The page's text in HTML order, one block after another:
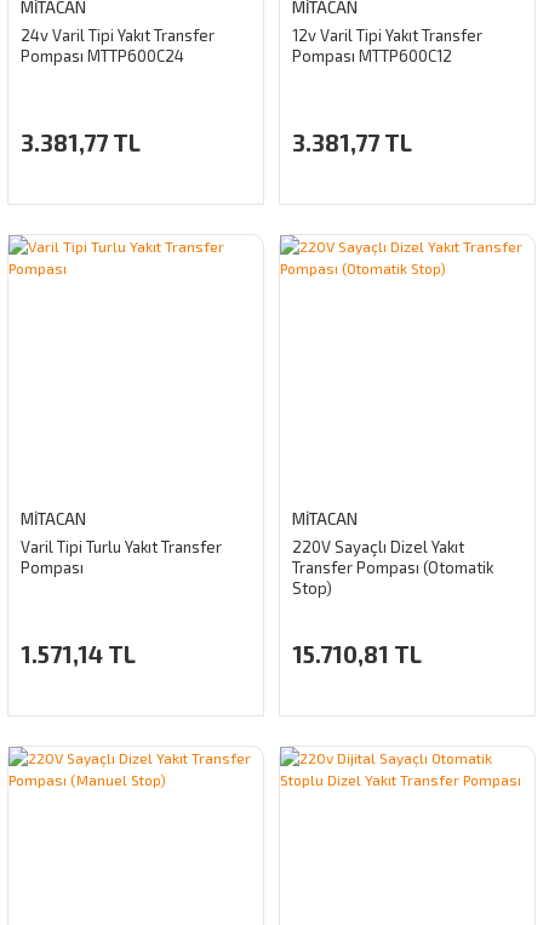
MİTACAN
24v Varil Tipi Yakıt Transfer
Pompası MTTP600C24
3.381,77 TL
MİTACAN
12v Varil Tipi Yakıt Transfer
Pompası MTTP600C12
3.381,77 TL
MİTACAN
Varil Tipi Turlu Yakıt Transfer
Pompası
1.571,14 TL
MİTACAN
220V Sayaçlı Dizel Yakıt
Transfer Pompası (Otomatik
Stop)
15.710,81 TL